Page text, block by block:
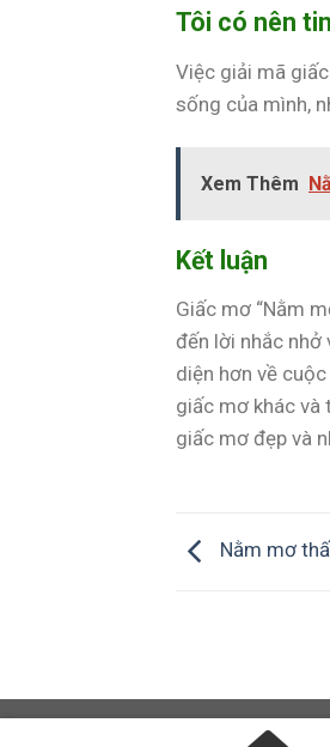
Tôi có nên
Việc giải mã
sống của mình,
Xem Thêm
Kết luận
Giấc mơ “Nằm
đến lời nhắc nhở
diện hơn về
giấc mơ khác và
giấc mơ đẹp và
Nằm mơ